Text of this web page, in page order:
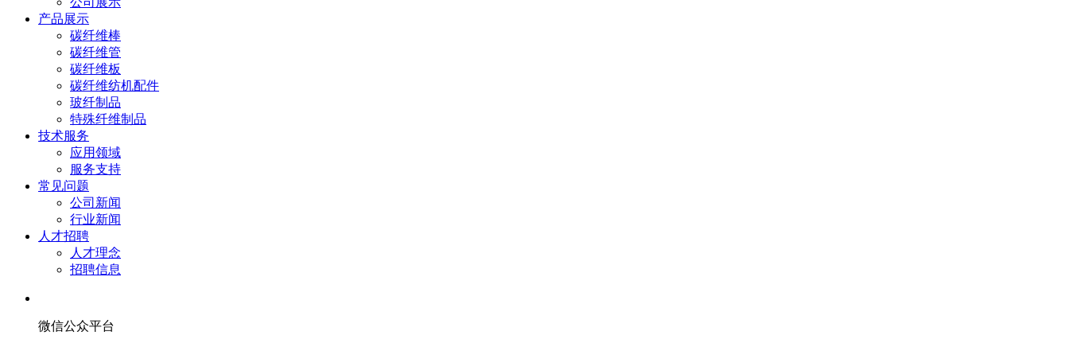
产品展示
碳纤维棒
碳纤维管
碳纤维板
碳纤维纺机配件
玻纤制品
特殊纤维制品
技术服务
应用领域
服务支持
常见问题
公司新闻
行业新闻
人才招聘
人才理念
招聘信息
微信公众平台